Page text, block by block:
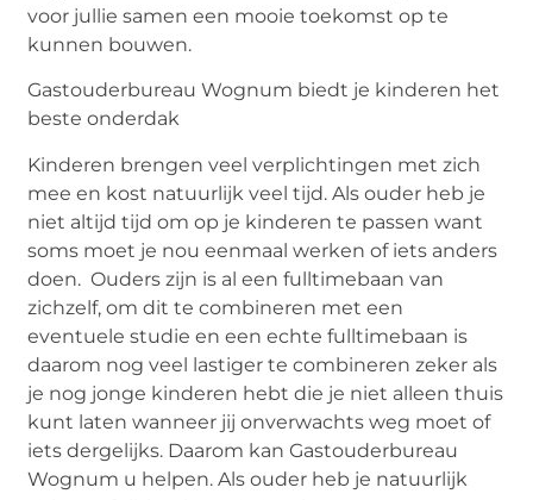
voor jullie samen een mooie toekomst op te
kunnen bouwen.
Gastouderbureau Wognum biedt je kinderen het
beste onderdak
Kinderen brengen veel verplichtingen met zich
mee en kost natuurlijk veel tijd. Als ouder heb je
niet altijd tijd om op je kinderen te passen want
soms moet je nou eenmaal werken of iets anders
doen. Ouders zijn is al een fulltimebaan van
zichzelf, om dit te combineren met een
eventuele studie en een echte fulltimebaan is
daarom nog veel lastiger te combineren zeker als
je nog jonge kinderen hebt die je niet alleen thuis
kunt laten wanneer jij onverwachts weg moet of
iets dergelijks. Daarom kan Gastouderbureau
Wognum u helpen. Als ouder heb je natuurlijk